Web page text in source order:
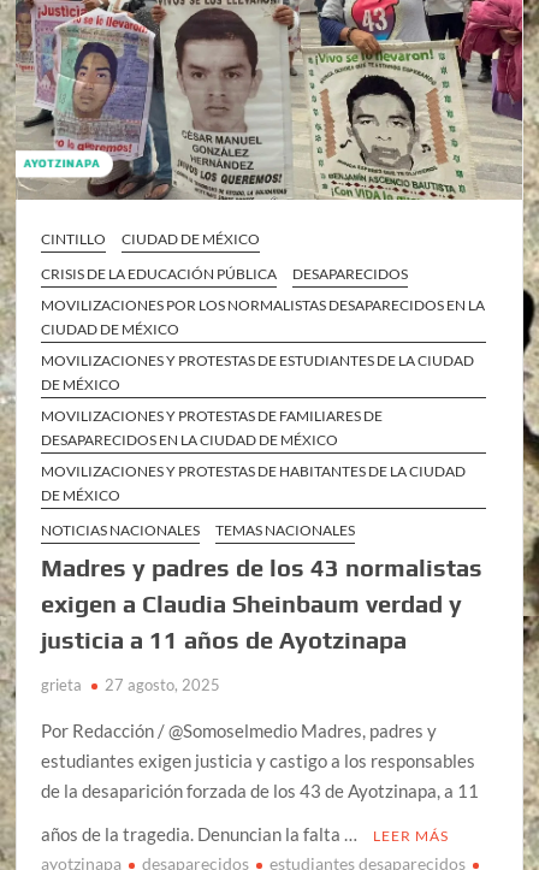
CINTILLO
CIUDAD DE MÉXICO
CRISIS DE LA EDUCACIÓN PÚBLICA
DESAPARECIDOS
MOVILIZACIONES POR LOS NORMALISTAS DESAPARECIDOS EN LA
CIUDAD DE MÉXICO
MOVILIZACIONES Y PROTESTAS DE ESTUDIANTES DE LA CIUDAD
DE MÉXICO
MOVILIZACIONES Y PROTESTAS DE FAMILIARES DE
DESAPARECIDOS EN LA CIUDAD DE MÉXICO
MOVILIZACIONES Y PROTESTAS DE HABITANTES DE LA CIUDAD
DE MÉXICO
NOTICIAS NACIONALES
TEMAS NACIONALES
Madres y padres de los 43 normalistas
exigen a Claudia Sheinbaum verdad y
justicia a 11 años de Ayotzinapa
grieta 27 agosto, 2025
Por Redacción / @Somoselmedio Madres, padres y
estudiantes exigen justicia y castigo a los responsables
de la desaparición forzada de los 43 de Ayotzinapa, a 11
años de la tragedia. Denuncian la falta …
LEER MÁS
ayotzinapa desaparecidos
estudiantes desaparecidos